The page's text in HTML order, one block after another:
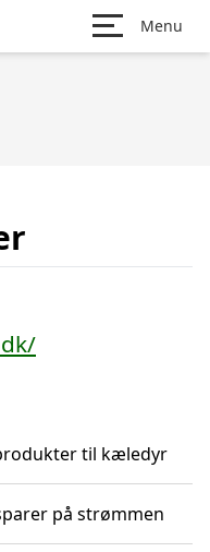
Menu
til kæledyr
på strømmen